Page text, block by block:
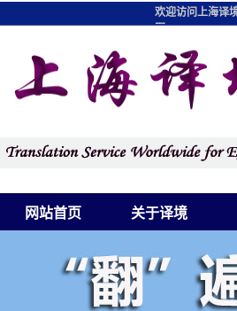
网站首页 关于译境
欢迎访问上海译
图